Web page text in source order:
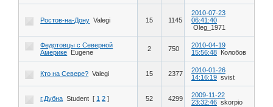
Ростов-на-Дону Valegi 15 1145
2010-07-23
06:41:40
Oleg_1971
Федотовцы с Северной
Америке
Eugene 2 750
2010-04-19
15:56:48
Колобов
Кто на Севере? Valegi 15 2377
2010-01-26
14:16:19 svist
г.Дубна Student [ 1 2 ] 52 4299
2009-11-22
23:32:46 skorpio